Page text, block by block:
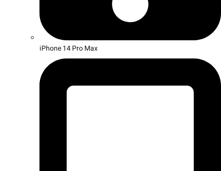
iPhone 14 Pro Max